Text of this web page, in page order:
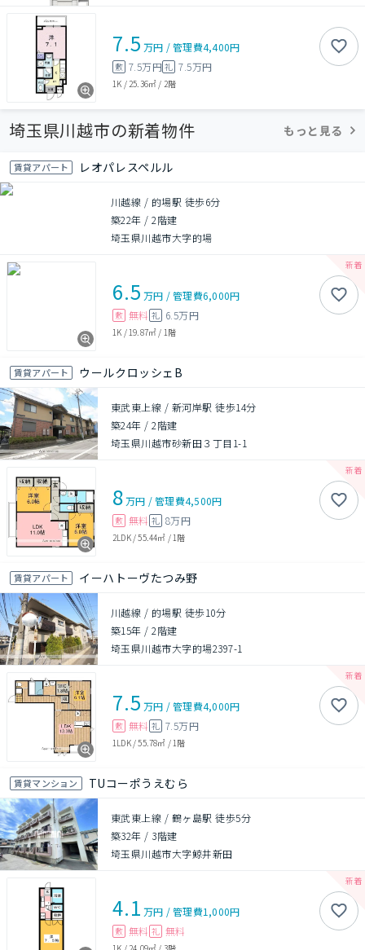
7.5 万円 /管理費4,400円
敷 7.5万円礼 7.5万円
1K / 25.36㎡ / 2階
埼玉県川越市の新着物件 もっと見る
賃貸アパート レオパレスペルル
川越線 / 的場駅 徒歩6分
築22年 /2階建
埼玉県川越市大字的場
6.5 万円 /管理費6,000円
敷 無料 礼 6.5万円
1K / 19.87㎡ / 1階
賃貸アパート ウールクロッシェB
東武東上線 / 新河岸駅 徒歩14分
築24年 /2階建
埼玉県川越市砂新田３丁目1-1
8万円 /管理費4,500円
敷 無料 礼 8万円
2LDK/55.44㎡ / 1階
賃貸アパート イーハトーヴたつみ野
川越線 / 的場駅 徒歩10分
築15年 /2階建
埼玉県川越市大字的場2397-1
7.5 万円 /管理費4,000円
敷 無料 礼 7.5万円
1LDK/55.78㎡ / 1階
賃貸マンション TUコーポうえむら
東武東上線 / 鶴ヶ島駅 徒歩5分
築32年 / 3階建
埼玉県川越市大字鯨井新田
4.1 万円 /管理費1,000円
敷 無料 礼 無料
1K / 24.09㎡ / 3階